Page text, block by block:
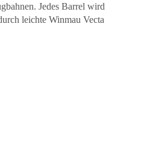
Jedes Barrel wird
leichte Winmau Vecta